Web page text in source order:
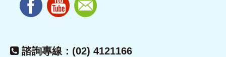
諮詢專線：(02) 4121166